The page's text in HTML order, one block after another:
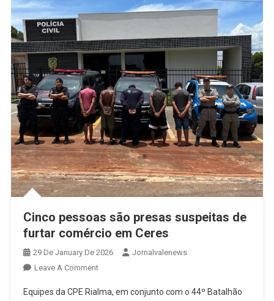
Cinco pessoas são presas suspeitas de
furtar comércio em Ceres
29 De January De 2026
Jornalvalenews
Leave A CommentOn
Pessoas
Equipes da CPE Rialma, em conjunto com o 44º Batalhão